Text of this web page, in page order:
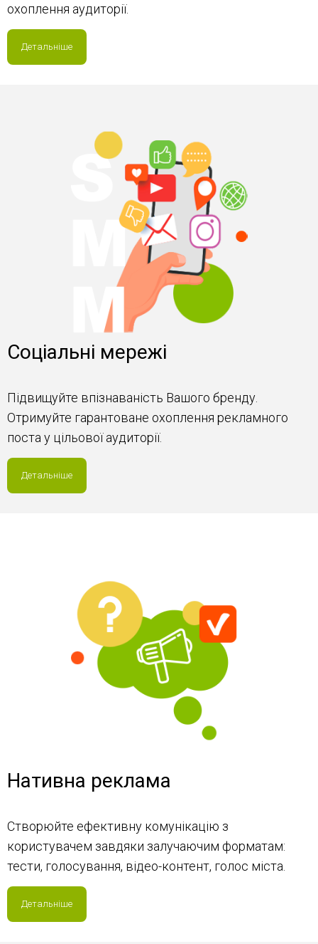
охоплення аудиторії.
Детальніше
Соціальні мережі
Підвищуйте впізнаваність Вашого бренду.
Отримуйте гарантоване охоплення рекламного
поста у цільової аудиторії.
Детальніше
Нативна реклама
Створюйте ефективну комунікацію з
користувачем завдяки залучаючим форматам:
тести, голосування, відео-контент, голос міста.
Детальніше